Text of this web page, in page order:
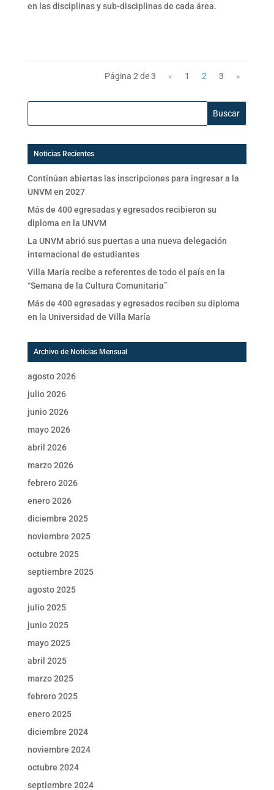
en las disciplinas y sub-disciplinas de cada área.
Página 2 de 3 « 1 2 3 »
Buscar:
Noticias Recientes
Continúan abiertas las inscripciones para ingresar a la
UNVM en 2027
Más de 400 egresadas y egresados recibieron su
diploma en la UNVM
La UNVM abrió sus puertas a una nueva delegación
internacional de estudiantes
Villa María recibe a referentes de todo el país en la
“Semana de la Cultura Comunitaria”
Más de 400 egresadas y egresados reciben su diploma
en la Universidad de Villa María
Archivo de Noticias Mensual
agosto 2026
julio 2026
junio 2026
mayo 2026
abril 2026
marzo 2026
febrero 2026
enero 2026
diciembre 2025
noviembre 2025
octubre 2025
septiembre 2025
agosto 2025
julio 2025
junio 2025
mayo 2025
abril 2025
marzo 2025
febrero 2025
enero 2025
diciembre 2024
noviembre 2024
octubre 2024
septiembre 2024